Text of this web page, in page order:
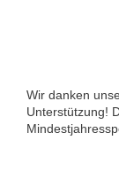
Wir danken
Unterstützung!